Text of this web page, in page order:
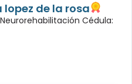
lopez de la rosa
Cédula: